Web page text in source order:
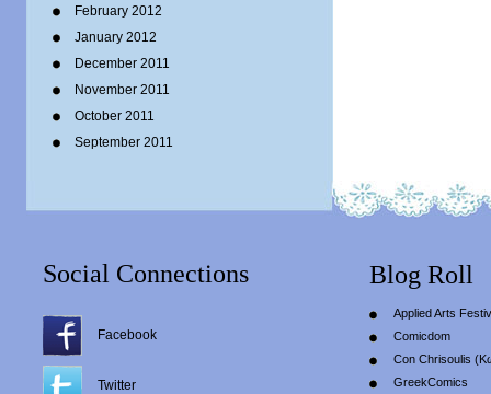
February 2012
January 2012
December 2011
November 2011
October 2011
September 2011
Social Connections
Facebook
Twitter
Blog Roll
Applied Arts
Comicdom
Con Chrisoulis
GreekComics